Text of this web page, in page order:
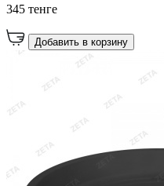
345 тенге
Добавить в корзину